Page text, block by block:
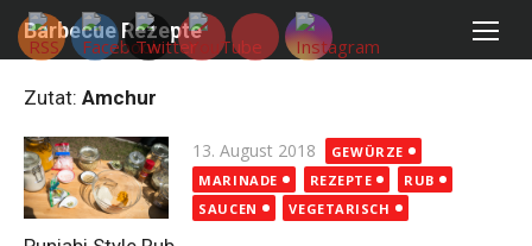
Skip
Barbecue Rezepte
Zutat: Amchur
Posted
on
13. August 2018
GEWÜRZE
MARINADE
REZEPTE
RUB
SAUCEN
VEGETARISCH